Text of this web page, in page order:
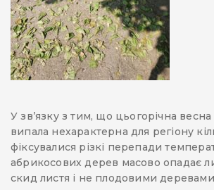
У зв’язку з тим, що цьогорічна весна
випала нехарактерна для регіону
фіксувалися різкі перепади
абрикосових дерев масово опадає
скид листя і не плодовими